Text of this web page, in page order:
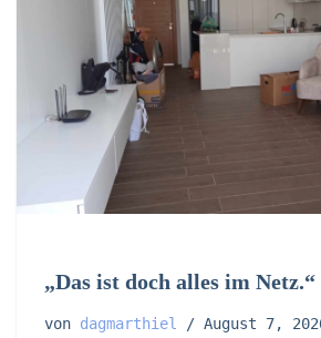
„Das ist doch alles im
von dagmarthiel
August 7,